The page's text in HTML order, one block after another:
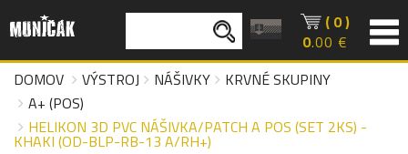
( 0 )
0.00 €
DOMOV
VÝSTROJ NÁŠIVKY
KRVNÉ SKUPINY
A+ (POS)
HELIKON 3D PVC NÁŠIVKA/PATCH A POS (SET 2KS) -
KHAKI (OD-BLP-RB-13 A/RH+)